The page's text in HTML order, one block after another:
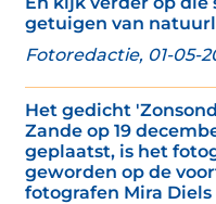
getuigen van
Fotoredactie, 01-05-
Het gedicht
Zande op 19
geplaatst, is het
geworden op de
fotografen Mira